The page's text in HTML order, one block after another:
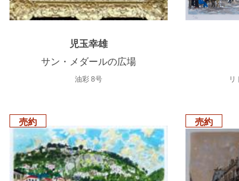
児玉幸雄
サン・メダールの広場
油彩 8号 リ
売約 売約